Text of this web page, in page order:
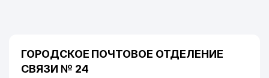
ГОРОДСКОЕ ПОЧТОВОЕ ОТДЕЛЕНИЕ
СВЯЗИ № 24